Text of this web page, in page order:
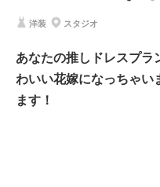
ぱいのロケーション撮影が出来
包んでくれているようなお写真
相談予約する
洋装 スタジオ
あなたの推しドレスプ
わいい花嫁になっちゃい
ます！